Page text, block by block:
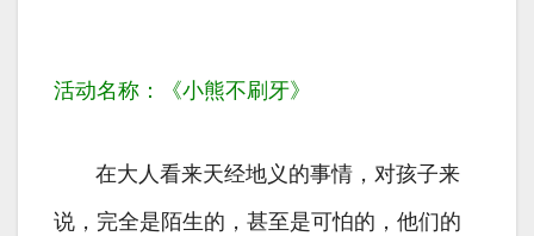
活动名称：《小熊不刷牙》
在大人看来天经地义的事情，对孩子来
说，完全是陌生的，甚至是可怕的，他们的